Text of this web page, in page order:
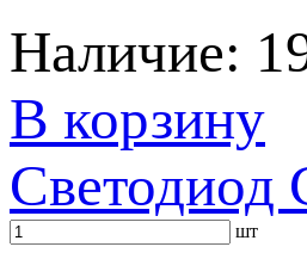
Наличие:
В корзину
Светодиод
шт